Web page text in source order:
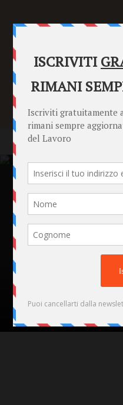
SENTENZE
Home Punto Informazioni
Punto Informazioni Datori di
Di Redazione - 29 Luglio